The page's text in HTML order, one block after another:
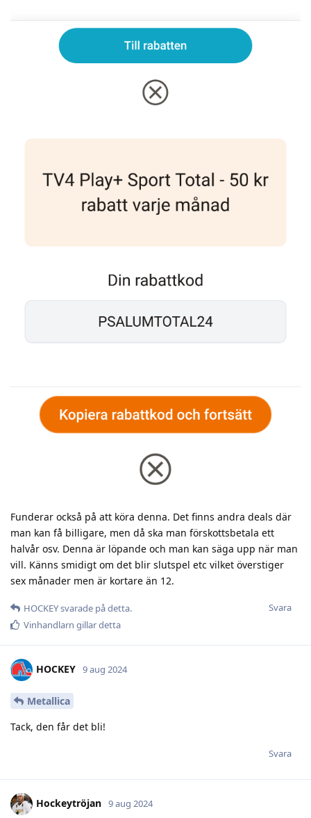
Funderar också på att köra denna. Det finns andra deals där
man kan få billigare, men då ska man förskottsbetala ett
halvår osv. Denna är löpande och man kan säga upp när man
vill. Känns smidigt om det blir slutspel etc vilket överstiger
sex månader men är kortare än 12.
Svara
HOCKEYsvarade på detta.
Vinhandlarn gillar detta
HOCKEY 9 aug 2024
Metallica
Tack, den får det bli!
Svara
Hockeytröjan 9 aug 2024